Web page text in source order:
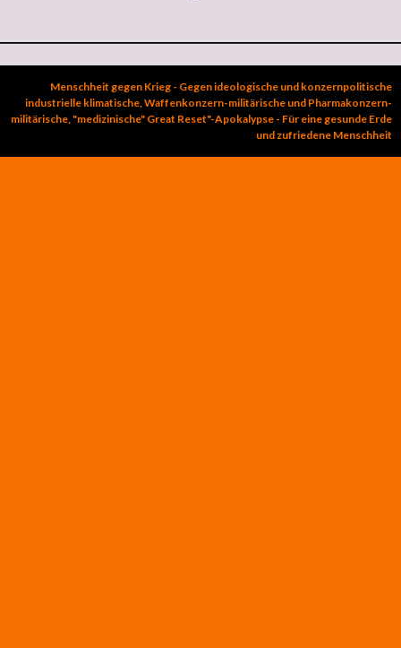
Menschheit gegen Krieg - Gegen ideologische und konzernpolitische
industrielle klimatische, Waffenkonzern-militärische und Pharmakonzern-
militärische, "medizinische" Great Reset"-Apokalypse - Für eine gesunde Erde
und zufriedene Menschheit